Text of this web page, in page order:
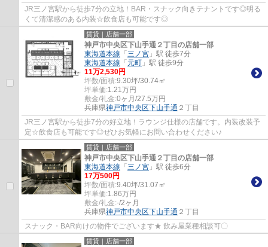
JR三ノ宮駅から徒歩7分の立地！BAR・スナック向きテナントです◎明る
くて清潔感のある内装☆飲食店も可能です◎
賃貸｜店舗一部
神戸市中央区下山手通２丁目の店舗一部
東海道本線 「 三ノ宮 」駅 徒歩7分
東海道本線 「 元町 」駅 徒歩9分
11万2,530円
坪数/面積:9.30坪/30.74㎡
坪単価:1.21万円
敷金/礼金:0ヶ月/27.5万円
兵庫県神戸市中央区下山手通 ２丁目
JR三ノ宮駅から徒歩7分の好立地！ラウンジ仕様の店舗です。内装改装予
定☆飲食店も可能です◎ぜひお気軽にお問い合わせください♪
賃貸｜店舗一部
神戸市中央区下山手通２丁目の店舗一部
東海道本線 「 三ノ宮 」駅 徒歩6分
17万500円
坪数/面積:9.40坪/31.07㎡
坪単価:1.86万円
敷金/礼金:-/2ヶ月
兵庫県神戸市中央区下山手通 ２丁目
スナック・BAR向けの物件でございます★ 飲み屋業種相談可〇
賃貸｜店舗一部